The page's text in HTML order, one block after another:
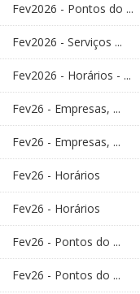
Fev2026 - Pontos do ...
Fev2026 - Serviços ...
Fev2026 - Horários - ...
Fev26 - Empresas, ...
Fev26 - Empresas, ...
Fev26 - Horários
Fev26 - Horários
Fev26 - Pontos do ...
Fev26 - Pontos do ...